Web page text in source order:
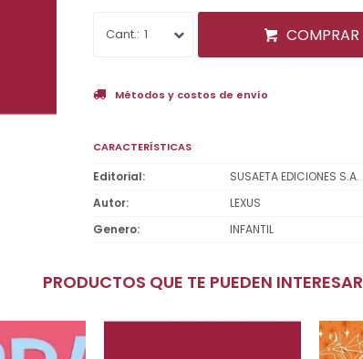
1 COMPRAR
Métodos y costos de envío
CARACTERÍSTICAS
Editorial
SUSAETA EDICIONES S.A.
Autor
LEXUS
Genero
INFANTIL
PRODUCTOS QUE TE PUEDEN INTERESAR